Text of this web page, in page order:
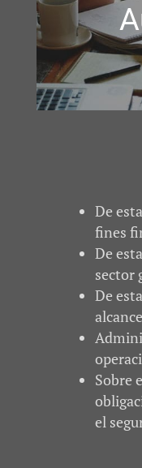
De
fines
De
sector
De
Sobre
el